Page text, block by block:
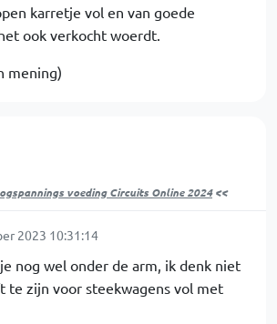
karretje vol en van goede
ook verkocht woerdt.
mening)
voeding Circuits Online 2024<<
2023 10:31:14
nog wel onder de arm, ik denk niet
te zijn voor steekwagens vol met